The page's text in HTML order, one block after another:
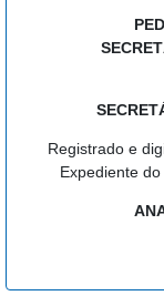
Registrado e
Expediente